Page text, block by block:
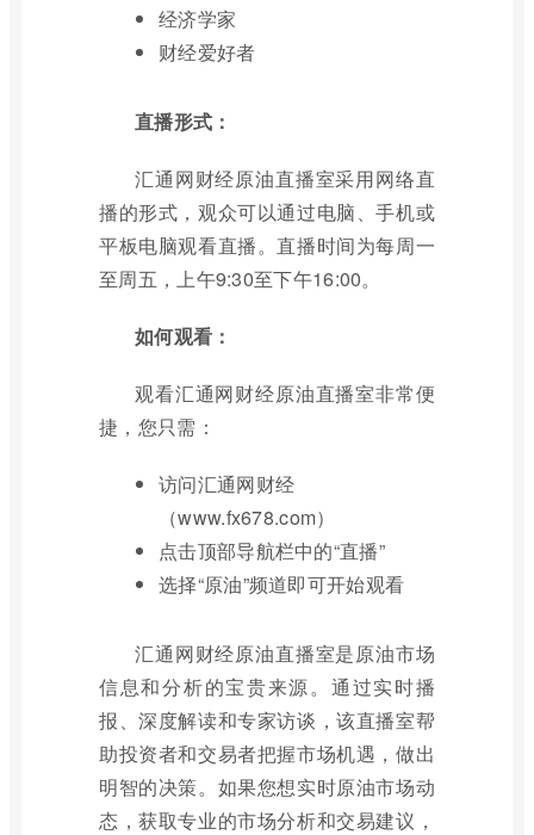
经济学家
财经爱好者
直播形式：
汇通网财经原油直播室采用网络直
播的形式，观众可以通过电脑、手机或
平板电脑观看直播。直播时间为每周一
至周五，上午9:30至下午16:00。
如何观看：
观看汇通网财经原油直播室非常便
捷，您只需：
访问汇通网财经
（www.fx678.com）
点击顶部导航栏中的“直播”
选择“原油”频道即可开始观看
汇通网财经原油直播室是原油市场
信息和分析的宝贵来源。通过实时播
报、深度解读和专家访谈，该直播室帮
助投资者和交易者把握市场机遇，做出
明智的决策。如果您想实时原油市场动
态，获取专业的市场分析和交易建议，